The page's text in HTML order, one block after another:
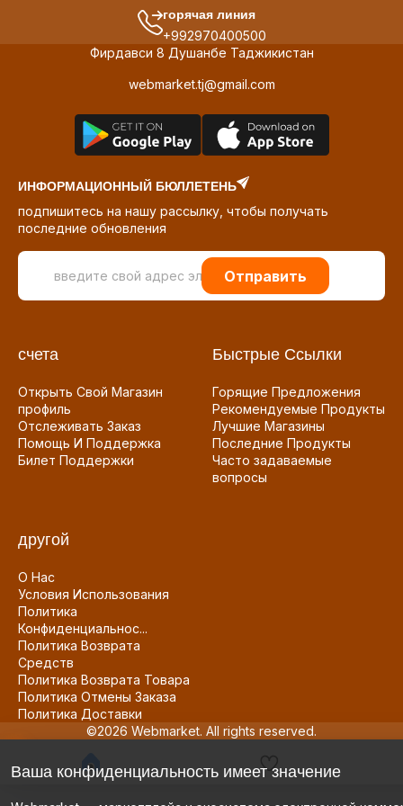
горячая линия
+992970400500
Фирдавси 8 Душанбе Таджикистан
webmarket.tj@gmail.com
ИНФОРМАЦИОННЫЙ БЮЛЛЕТЕНЬ
подпишитесь на нашу рассылку, чтобы получать
последние обновления
Отправить
счета
Открыть Свой Магазин
профиль
Отслеживать Заказ
Помощь И Поддержка
Билет Поддержки
Быстрые Ссылки
Горящие Предложения
Рекомендуемые Продукты
Лучшие Магазины
Последние Продукты
Часто задаваемые
вопросы
другой
О Нас
Условия Использования
Политика
Конфиденциальнос...
Политика Возврата
Средств
Политика Возврата Товара
Политика Отмены Заказа
Политика Доставки
©2026 Webmarket. All rights reserved.
Ваша конфиденциальность имеет значение